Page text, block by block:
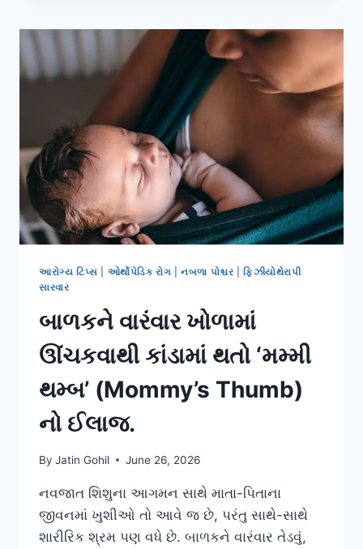
માટે
‘હાડકાંના
આરોગ્ય’
માઇક્રો-
મેનેજમેન્ટ.
આરોગ્ય ટિપ્સ ઓર્થોપેડિક રોગ |નબળા પોશ્ચર |ફિઝીયોથેરાપી
સારવાર
બાળકને વારંવાર ખોળામાં
ઊંચકવાથી કાંડામાં થતો ‘મમ્મી
થમ્બ’ (Mommy’s Thumb)
નો ઈલાજ.
By Jatin Gohil June 26, 2026
નવજાત શિશુના આગમન સાથે માતા-પિતાના
જીવનમાં ખુશીઓ તો આવે જ છે, પરંતુ સાથે-સાથે
શારીરિક શ્રમ પણ વધે છે. બાળકને વારંવાર તેડવું,